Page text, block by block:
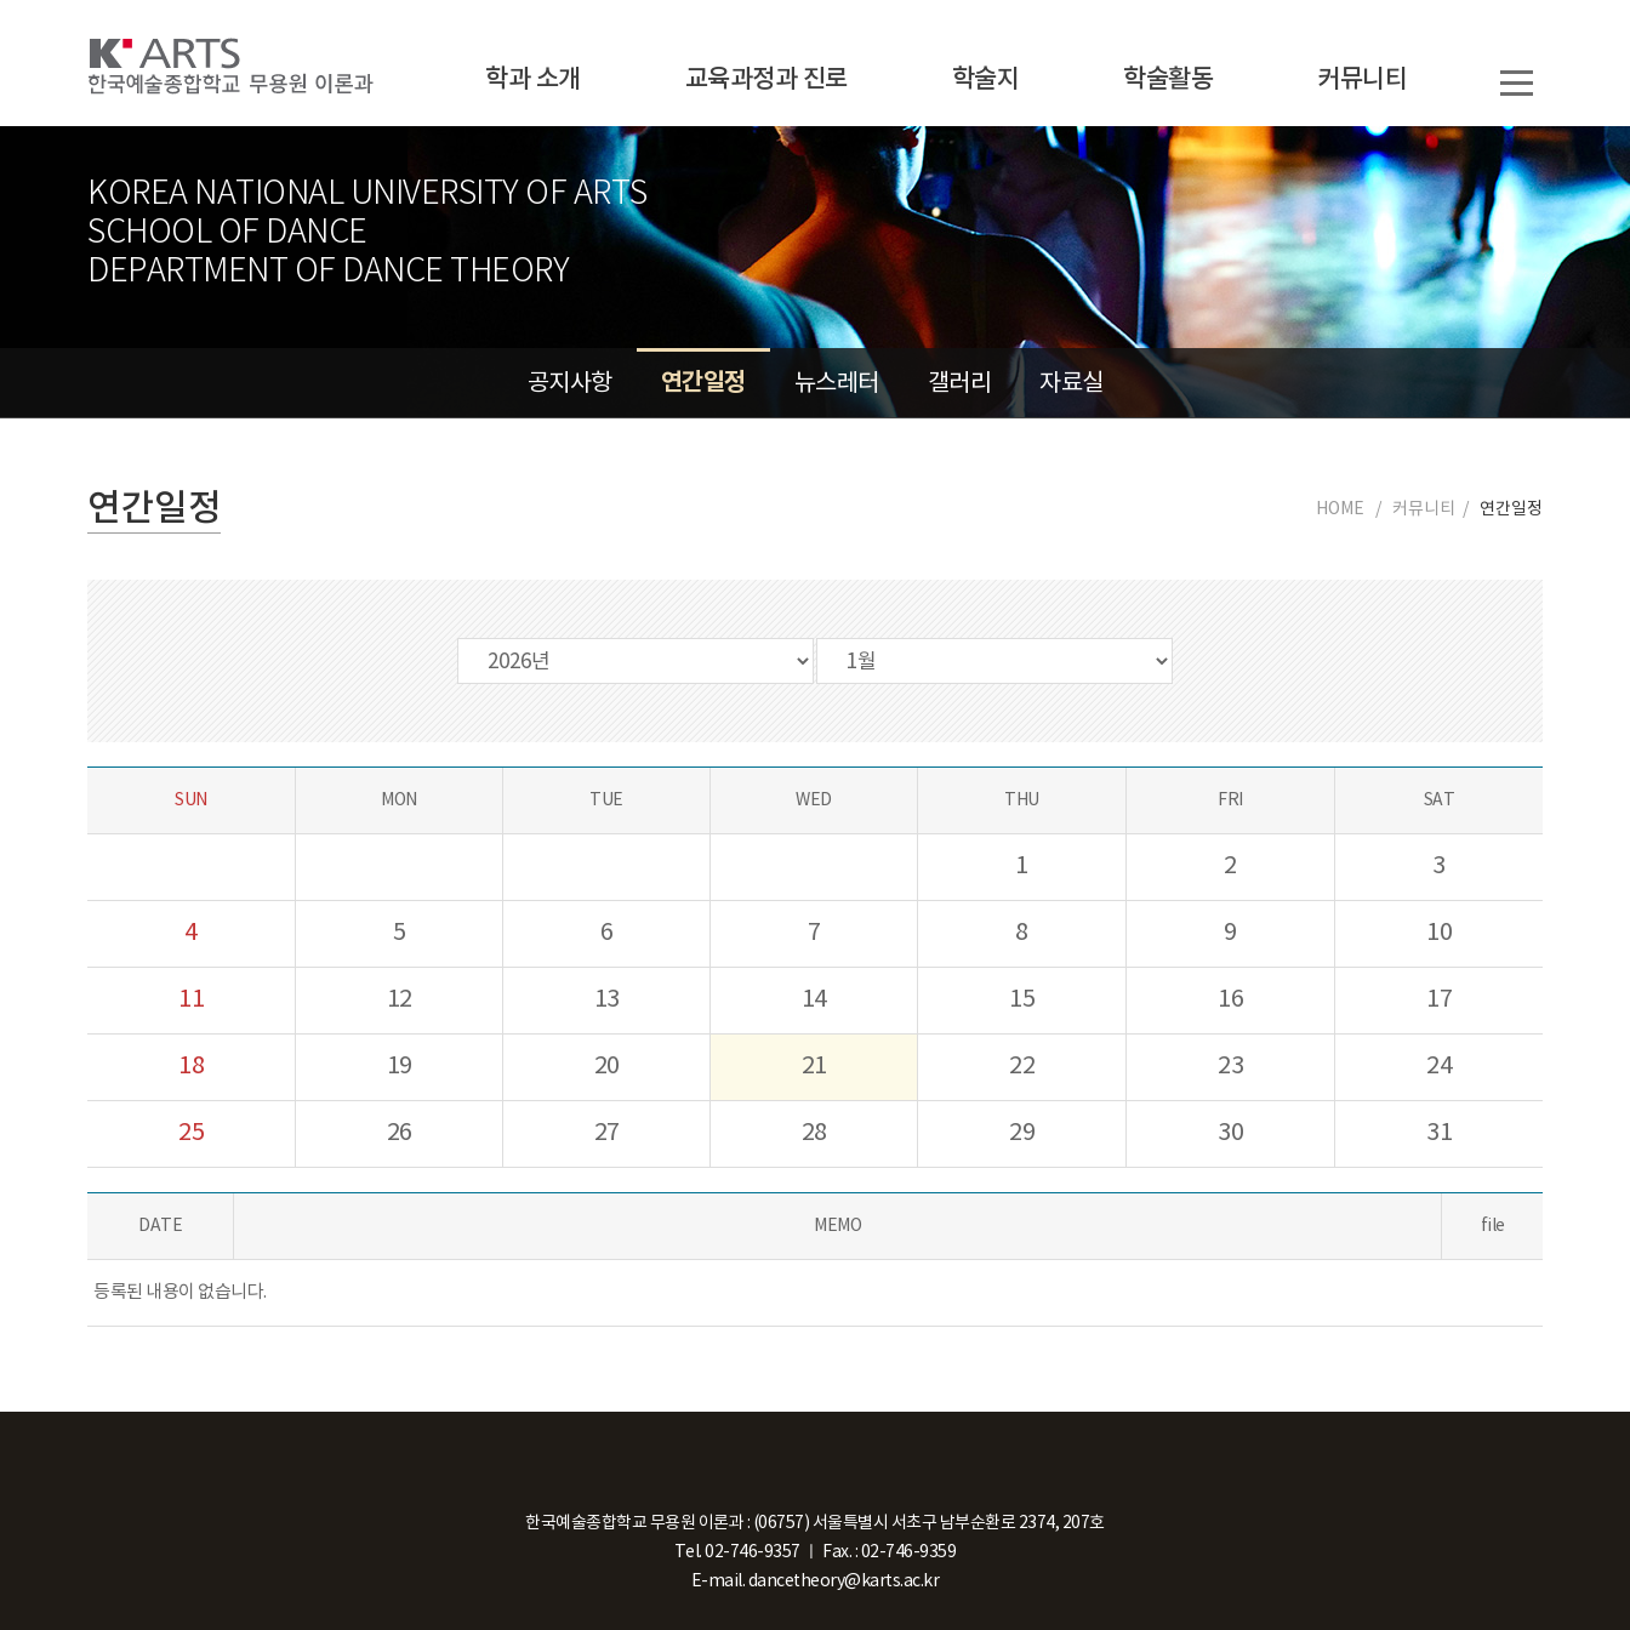
학과 소개 교육과정과 진로 학술지 학술활동 커뮤니티
KOREA NATIONAL UNIVERSITY OF ARTS
SCHOOL OF DANCE
DEPARTMENT OF DANCE THEORY
공지사항 연간일정 뉴스레터 갤러리 자료실
연간일정 HOME / 커뮤니티 / 연간일정
SUN MON TUE WED THU FRI SAT
1 2 3
4 5 6 7 8 9 10
11 12 13 14 15 16 17
18 19 20 21 22 23 24
25 26 27 28 29 30 31
DATE MEMO file
등록된 내용이 없습니다.
한국예술종합학교 무용원 이론과: (06757) 서울특별시 서초구 남부순환로 2374, 207호
Tel. 02-746-9357
Fax. : 02-746-9359
E-mail. dancetheory@karts.ac.kr